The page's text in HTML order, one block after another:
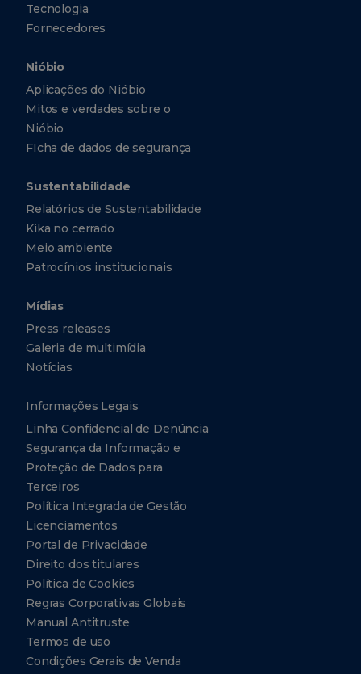
Tecnologia
Fornecedores
Nióbio
Aplicações do Nióbio
Mitos e verdades sobre o
Nióbio
FIcha de dados de segurança
Sustentabilidade
Relatórios de Sustentabilidade
Kika no cerrado
Meio ambiente
Patrocínios institucionais
Mídias
Press releases
Galeria de multimídia
Notícias
Informações Legais
Linha Confidencial de Denúncia
Segurança da Informação e
Proteção de Dados para
Terceiros
Política Integrada de Gestão
Licenciamentos
Portal de Privacidade
Direito dos titulares
Política de Cookies
Regras Corporativas Globais
Manual Antitruste
Termos de uso
Condições Gerais de Venda